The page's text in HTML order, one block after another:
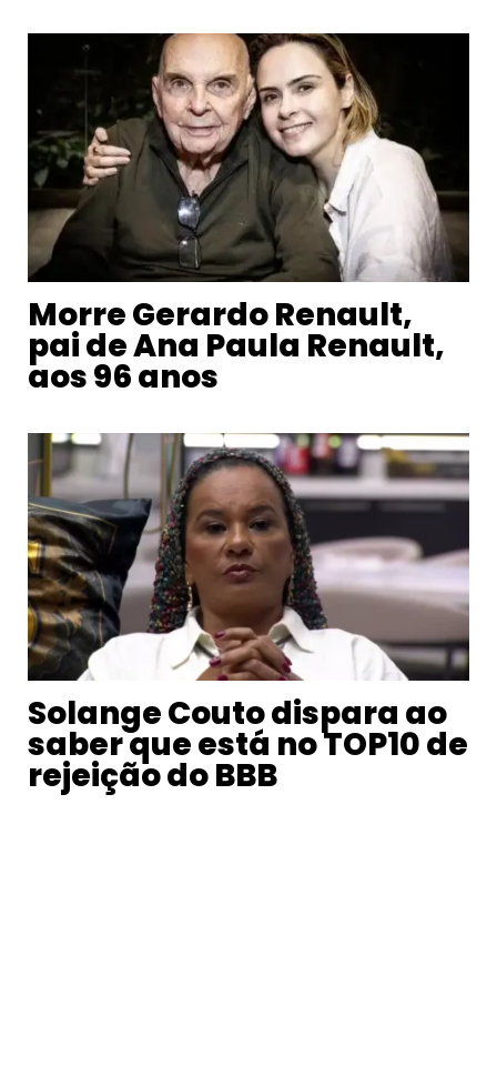
Morre Gerardo Renault,
pai de Ana Paula Renault,
aos 96 anos
Solange Couto dispara ao
saber que está no TOP10 de
rejeição do BBB